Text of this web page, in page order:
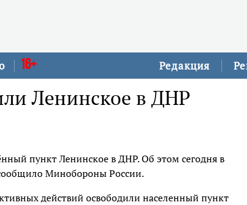
Редакция
16+
Ленинское в ДНР
пункт Ленинское в ДНР. Об этом сегодня в
Минобороны России.
действий освободили населенный пункт